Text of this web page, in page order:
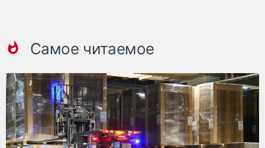
Самое читаемое